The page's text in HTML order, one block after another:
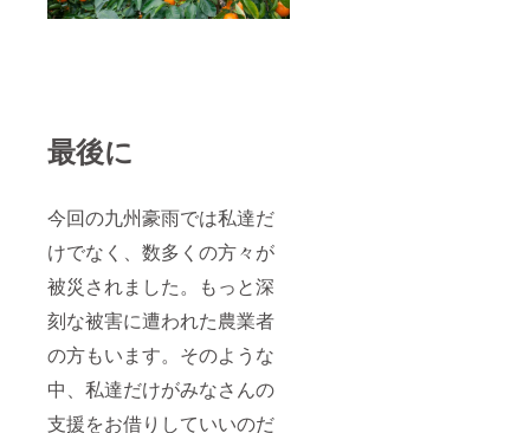
最後に
今回の九州豪雨では私達だ
けでなく、数多くの方々が
被災されました。もっと深
刻な被害に遭われた農業者
の方もいます。そのような
中、私達だけがみなさんの
支援をお借りしていいのだ